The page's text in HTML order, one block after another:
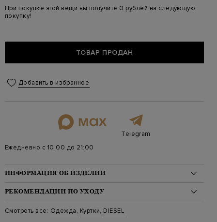
При покупке этой вещи вы получите 0 рублей на следующую
покупку!
ТОВАР ПРОДАН
Добавить в избранное
Telegram
Ежедневно с 10:00 до 21:00
ИНФОРМАЦИЯ ОБ ИЗДЕЛИИ
Материал: хлопок 50%, лиоцелл 50%
На модели: 175/81/61/91 на модели размер S
Стиль: Джинсовые
Цвет: Черный
РЕКОМЕНДАЦИИ ПО УХОДУ
Стирка: Деликатная стирка при температуре воды до 30
Смотреть все: Одежда, Куртки, DIESEL